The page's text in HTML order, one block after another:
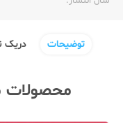
توضیحات دریک
محصولات